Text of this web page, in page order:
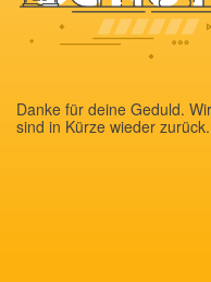
Danke für deine Geduld.
sind in Kürze wieder zurück.